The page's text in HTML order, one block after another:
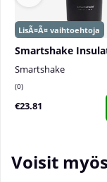
Smartshake
0
€23.81
Voisit